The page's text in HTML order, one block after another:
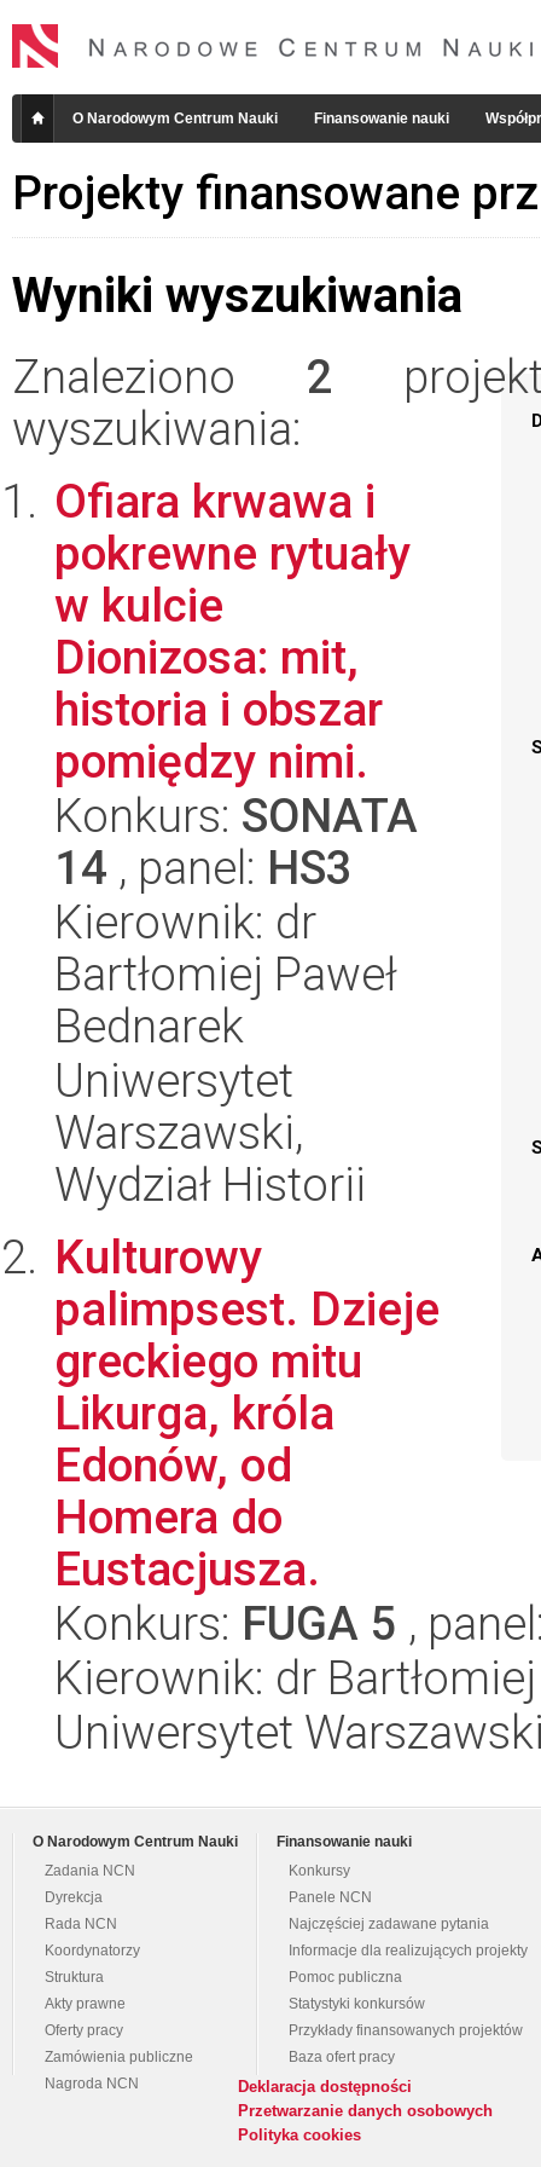
O Narodowym Centrum Nauki Finansowanie nauki
Projekty finansowane
Wyniki wyszukiwania
Znaleziono 2
wyszukiwania:
Ofiara krwawa i
pokrewne rytuały
w kulcie
Dionizosa: mit,
historia i obszar
pomiędzy nimi.
Konkurs: SONATA
14 , panel: HS3
Kierownik: dr
Bartłomiej Paweł
Bednarek
Uniwersytet
Warszawski,
Wydział Historii
Kulturowy
palimpsest. Dzieje
greckiego mitu
Likurga, króla
Edonów, od
Homera do
Eustacjusza.
Konkurs: FUGA 5 ,
Kierownik: dr
Uniwersytet
O Narodowym Centrum Nauki
Zadania NCN
Dyrekcja
Rada NCN
Koordynatorzy
Struktura
Akty prawne
Oferty pracy
Zamówienia publiczne
Nagroda NCN
Finansowanie nauki
Konkursy
Panele NCN
Najczęściej zadawane pytania
Informacje dla realizujących projekty
Pomoc publiczna
Statystyki konkursów
Przykłady finansowanych projektów
Baza ofert pracy
Deklaracja dostępności
Przetwarzanie danych osobowych
Polityka cookies